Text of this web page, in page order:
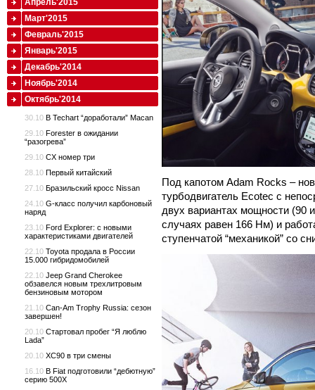
Под капотом Adam Rocks –
турбодвигатель Ecotec с
двух вариантах мощности (90
случаях равен 166 Нм) и
ступенчатой “механикой” со
Апрель'2015
Март'2015
Февраль'2015
Январь'2015
Декабрь'2014
Ноябрь'2014
Октябрь'2014
30.10 В Techart “доработали” Macan
29.10 Forester в ожидании
“разогрева”
29.10 CX номер три
28.10 Первый китайский
27.10 Бразильский кросс Nissan
24.10 G-класс получил карбоновый
наряд
23.10 Ford Explorer: с новыми
характеристиками двигателей
22.10 Toyota продала в России
15.000 гибридомобилей
22.10 Jeep Grand Cherokee
обзавелся новым трехлитровым
бензиновым мотором
21.10 Can-Am Trophy Russia: сезон
завершен!
20.10 Стартовал пробег “Я люблю
Lada”
20.10 XC90 в три смены
16.10 В Fiat подготовили “дебютную”
серию 500X